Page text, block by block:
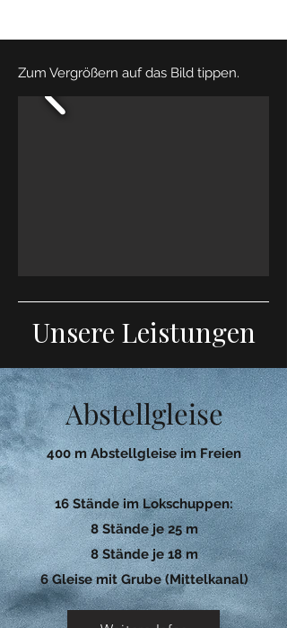
Zum Vergrößern auf das Bild tippen.
Unsere Leistungen
Abstellgleise
400 m Abstellgleise im Freien
16 Stände im Lokschuppen:
8 Stände je 25 m
8 Stände je 18 m
6 Gleise mit Grube (Mittelkanal)